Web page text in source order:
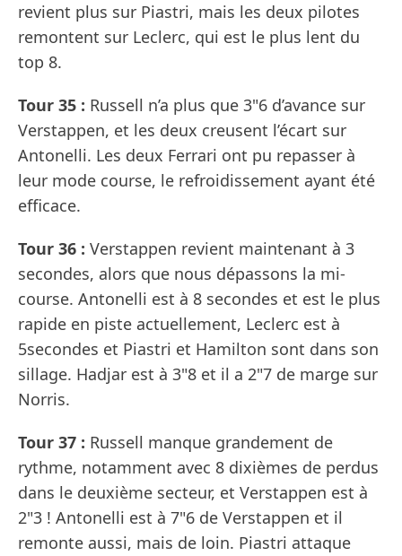
revient plus sur Piastri, mais les deux pilotes
remontent sur Leclerc, qui est le plus lent du
top 8.
Tour 35 : Russell n’a plus que 3"6 d’avance sur
Verstappen, et les deux creusent l’écart sur
Antonelli. Les deux Ferrari ont pu repasser à
leur mode course, le refroidissement ayant été
efficace.
Tour 36 : Verstappen revient maintenant à 3
secondes, alors que nous dépassons la mi-
course. Antonelli est à 8 secondes et est le plus
rapide en piste actuellement, Leclerc est à
5secondes et Piastri et Hamilton sont dans son
sillage. Hadjar est à 3"8 et il a 2"7 de marge sur
Norris.
Tour 37 : Russell manque grandement de
rythme, notamment avec 8 dixièmes de perdus
dans le deuxième secteur, et Verstappen est à
2"3 ! Antonelli est à 7"6 de Verstappen et il
remonte aussi, mais de loin. Piastri attaque